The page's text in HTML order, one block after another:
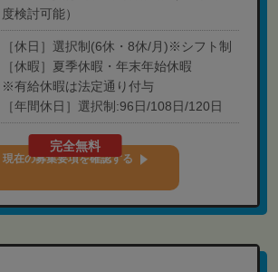
度検討可能）
［休日］選択制(6休・8休/月)※シフト制
［休暇］夏季休暇・年末年始休暇
※有給休暇は法定通り付与
［年間休日］選択制:96日/108日/120日
完全無料
現在の募集要項を確認する